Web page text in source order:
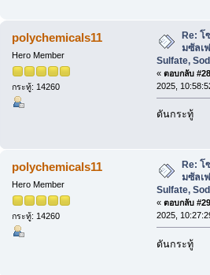
polychemicals11
Hero Member
กระทู้: 14260
Re: โ
มซัลเ
Sulfate,
« ตอบกลับ
2025,
ดันกระทู้
polychemicals11
Hero Member
กระทู้: 14260
Re: โ
มซัลเ
Sulfate,
« ตอบกลับ
2025,
ดันกระทู้